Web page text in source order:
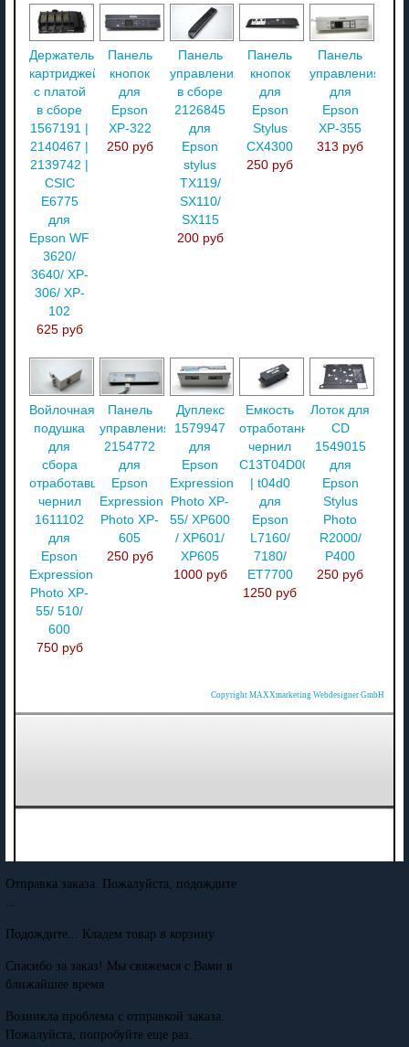
Держатель
картриджей
с платой
в сборе
1567191 |
2140467 |
2139742 |
CSIC
E6775
для
Epson WF
3620/
3640/ XP-
306/ XP-
102
625 руб
Панель
кнопок
для
Epson
XP-322
250 руб
Панель
управления
в сборе
2126845
для
Epson
stylus
TX119/
SX110/
SX115
200 руб
Панель
кнопок
для
Epson
Stylus
CX4300
250 руб
Панель
управления
для
Epson
XP-355
313 руб
Войлочная
подушка
для
сбора
отработавших
чернил
1611102
для
Epson
Expression
Photo XP-
55/ 510/
600
750 руб
Панель
управления
2154772
для
Epson
Expression
Photo XP-
605
250 руб
Дуплекс
1579947
для
Epson
Expression
Photo XP-
55/ XP600
/ XP601/
XP605
1000 руб
Емкость
отработанных
чернил
C13T04D000
| t04d0
для
Epson
L7160/
7180/
ET7700
1250 руб
Лоток для
CD
1549015
для
Epson
Stylus
Photo
R2000/
P400
250 руб
Copyright MAXXmarketing Webdesigner GmbH
Отправка заказа. Пожалуйста, подождите
...
Подождите... Кладем товар в корзину
Спасибо за заказ! Мы свяжемся с Вами в
ближайшее время
Возникла проблема с отправкой заказа.
Пожалуйста, попробуйте еще раз.